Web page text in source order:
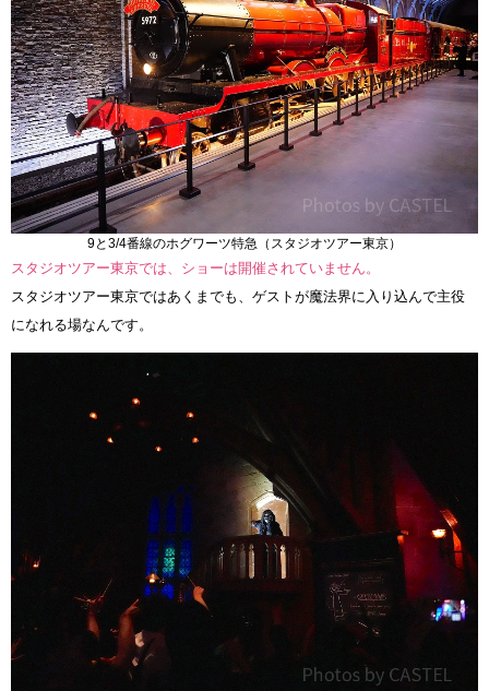
9と3/4番線のホグワーツ特急（スタジオツアー東京）
スタジオツアー東京では、ショーは開催されていません。
スタジオツアー東京ではあくまでも、ゲストが魔法界に入り込んで主役
になれる場なんです。